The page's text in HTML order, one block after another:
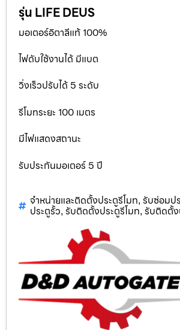
รุ่น LIFE DEUS
มอเตอร์อิตาลีแท้ 100%
ไฟดับใช้งานได้ มีแบต
วิ่งเร็วปรับได้ 5 ระดับ
รีโมทระยะ 100 เมตร
มีไฟแสดงสถานะ
รับประกันมอเตอร์ 5 ปี
จำหน่ายและติดตั้งประตูรีโมท, รับซ่อมป
ประตูรั้ว, รับติดตั้งประตูรีโมท, รับติดตั้